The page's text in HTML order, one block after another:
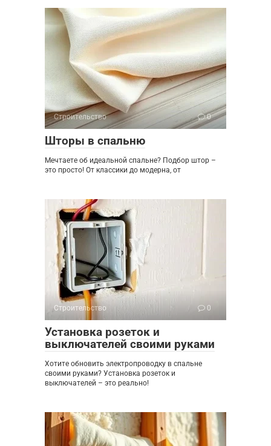
Строительство 0
Шторы в спальню
Мечтаете об идеальной спальне? Подбор штор –
это просто! От классики до модерна, от
Строительство 0
Установка розеток и
выключателей своими руками
Хотите обновить электропроводку в спальне
своими руками? Установка розеток и
выключателей – это реально!